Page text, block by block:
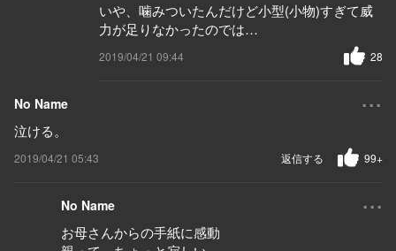
いや、噛みついたんだけど小型(小物)すぎて威
力が足りなかったのでは…
2019/04/21 09:44 28
No Name ...
泣ける。
2019/04/21 05:43 99+
返信する
No Name ...
お母さんからの手紙に感動